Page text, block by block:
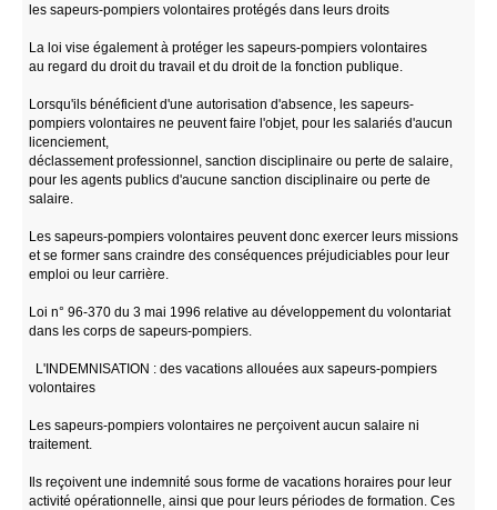
les sapeurs-pompiers volontaires protégés dans leurs droits
La loi vise également à protéger les sapeurs-pompiers volontaires
au regard du droit du travail et du droit de la fonction publique.
Lorsqu'ils bénéficient d'une autorisation d'absence, les sapeurs-
pompiers volontaires ne peuvent faire l'objet, pour les salariés d'aucun
licenciement,
déclassement professionnel, sanction disciplinaire ou perte de salaire,
pour les agents publics d'aucune sanction disciplinaire ou perte de
salaire.
Les sapeurs-pompiers volontaires peuvent donc exercer leurs missions
et se former sans craindre des conséquences préjudiciables pour leur
emploi ou leur carrière.
Loi n° 96-370 du 3 mai 1996 relative au développement du volontariat
dans les corps de sapeurs-pompiers.
L'INDEMNISATION : des vacations allouées aux sapeurs-pompiers
volontaires
Les sapeurs-pompiers volontaires ne perçoivent aucun salaire ni
traitement.
Ils reçoivent une indemnité sous forme de vacations horaires pour leur
activité opérationnelle, ainsi que pour leurs périodes de formation. Ces